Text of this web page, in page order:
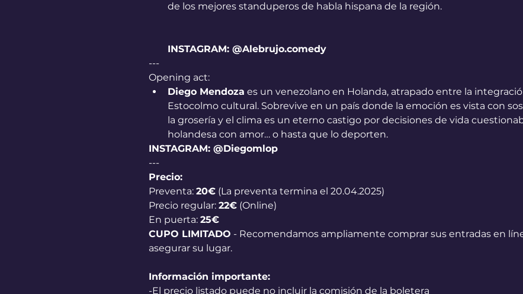
de los mejores standuperos de habla hispana de la región.
INSTAGRAM: @Alebrujo.comedy
---
Opening act:
Diego Mendoza es un venezolano en Holanda, atrapado entre la
Estocolmo cultural. Sobrevive en un país donde la emoción es vista con
la grosería y el clima es un eterno castigo por decisiones de vida
holandesa con amor… o hasta que lo deporten.
INSTAGRAM: @Diegomlop
---
Precio:
Preventa: 20€ (La preventa termina el 20.04.2025)
Precio regular: 22€ (Online)
En puerta: 25€
CUPO LIMITADO - Recomendamos ampliamente comprar sus entradas en
asegurar su lugar.
Información importante:
-El precio listado puede no incluir la comisión de la boletera